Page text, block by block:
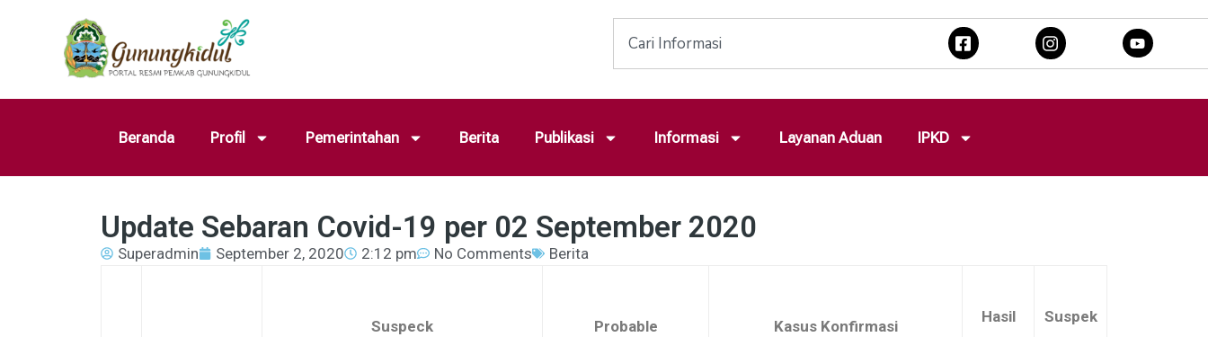
Beranda Profil Pemerintahan Berita Publikasi Informasi Layanan Aduan IPKD
Update Sebaran Covid-19 per 02 September 2020
Superadmin September 2, 2020 2:12 pm No Comments Berita
Suspeck Probable Kasus Konfirmasi
Hasil
Suspek